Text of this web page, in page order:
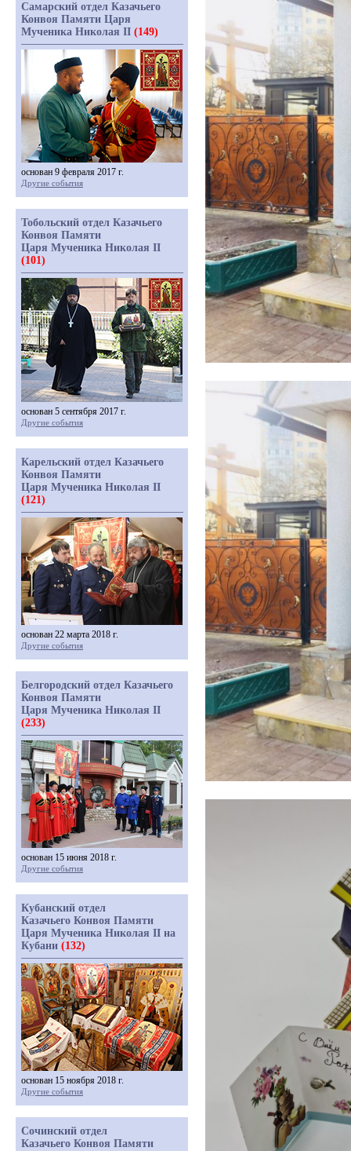
Самарский отдел Казачьего
Конвоя Памяти Царя
Мученика Николая II (149)
основан 9 февраля 2017 г.
Другие события
Тобольский отдел Казачьего
Конвоя Памяти
Царя Мученика Николая II
(101)
основан 5 сентября 2017 г.
Другие события
Карельский отдел Казачьего
Конвоя Памяти
Царя Мученика Николая II
(121)
основан 22 марта 2018 г.
Другие события
Белгородский отдел Казачьего
Конвоя Памяти
Царя Мученика Николая II
(233)
основан 15 июня 2018 г.
Другие события
Кубанский отдел
Казачьего Конвоя Памяти
Царя Мученика Николая II на
Кубани (132)
основан 15 ноября 2018 г.
Другие события
Сочинский отдел
Казачьего Конвоя Памяти